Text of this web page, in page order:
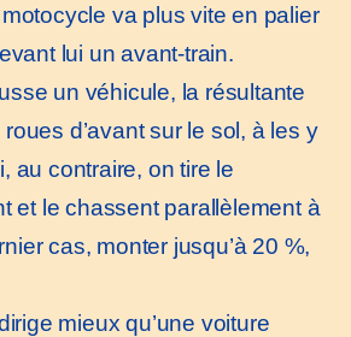
va plus vite en palier
lui un avant-train.
un véhicule, la résultante
d’avant sur le sol, à les y
au contraire, on tire le
et le chassent parallèlement à
cas, monter jusqu’à 20 %,
mieux qu’une voiture